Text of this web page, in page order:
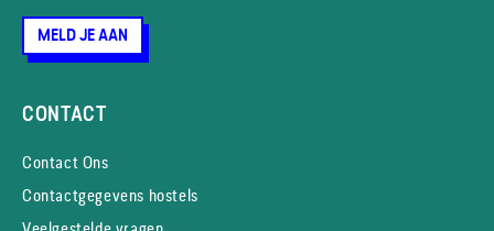
MELD JE AAN
CONTACT
Contact Ons
Contactgegevens hostels